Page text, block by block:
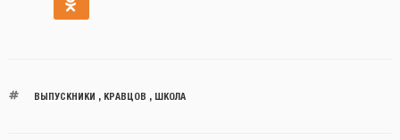
ВЫПУСКНИКИ , КРАВЦОВ , ШКОЛА